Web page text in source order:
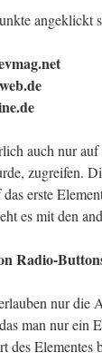
angeklickt
auch nur auf
zugreifen.
erste
es mit den
Radio-
nur die
man nur ein
des